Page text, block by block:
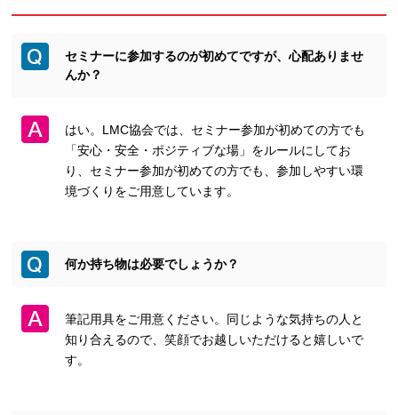
セミナーに参加するのが初めてですが、心配ありませ
んか？
はい。LMC協会では、セミナー参加が初めての方でも
「安心・安全・ポジティブな場」をルールにしてお
り、セミナー参加が初めての方でも、参加しやすい環
境づくりをご用意しています。
何か持ち物は必要でしょうか？
筆記用具をご用意ください。同じような気持ちの人と
知り合えるので、笑顔でお越しいただけると嬉しいで
す。